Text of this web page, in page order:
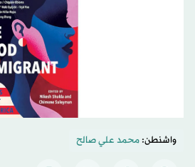
واشنطن:محمد علي صالح